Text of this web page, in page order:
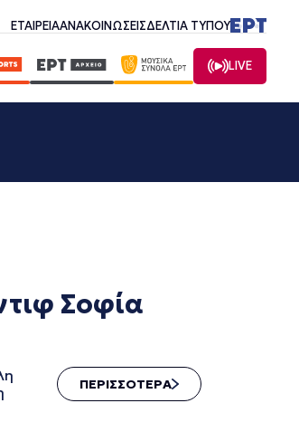
ΕΤΑΙΡΕΙΑΑΝΑΚΟΙΝΩΣΕΙΣΔΕΛΤΙΑ ΤΥΠΟΥ
LIVE
Σοφία
ΠΕΡΙΣΣΟΤΕΡΑ